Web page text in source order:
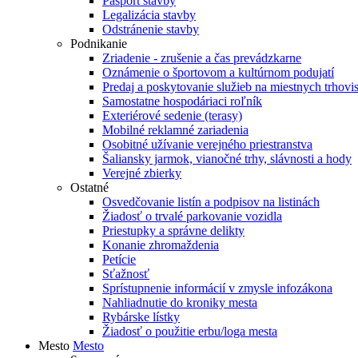
Legalizácia stavby
Odstránenie stavby
Podnikanie
Zriadenie - zrušenie a čas prevádzkarne
Oznámenie o športovom a kultúrnom podujatí
Predaj a poskytovanie služieb na miestnych
Samostatne hospodáriaci roľník
Exteriérové sedenie (terasy)
Mobilné reklamné zariadenia
Osobitné užívanie verejného priestranstva
Šaliansky jarmok, vianočné trhy, slávnosti a hody
Verejné zbierky
Ostatné
Osvedčovanie listín a podpisov na listinách
Žiadosť o trvalé parkovanie vozidla
Priestupky a správne delikty
Konanie zhromaždenia
Petície
Sťažnosť
Sprístupnenie informácií v zmysle infozákona
Nahliadnutie do kroniky mesta
Rybárske lístky
Žiadosť o použitie erbu/loga mesta
Mesto Mesto